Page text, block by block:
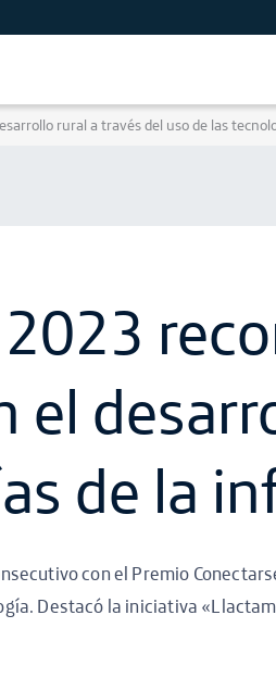
rural a través del uso de las
de la
con el Premio
Destacó la iniciativa